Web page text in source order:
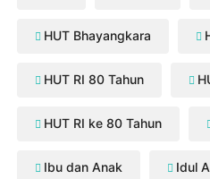
HUT Bhayangkara
HUT RI 80 Tahun
HUT RI ke 80 Tahun
Ibu dan Anak Idul